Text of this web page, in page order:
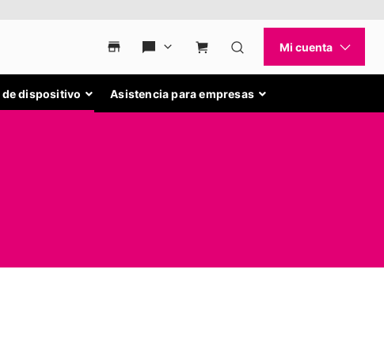
dispositivo Asistencia para empresas